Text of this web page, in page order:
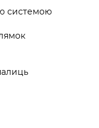
системою